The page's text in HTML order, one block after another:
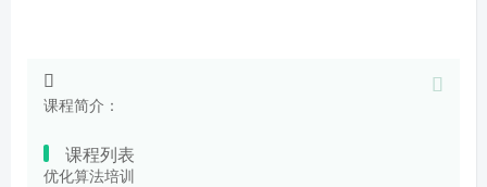
课程简介：
课程列表
优化算法培训